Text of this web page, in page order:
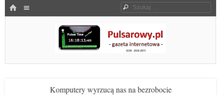
HOME Szukaj
Pulsarowy.pl
Komputery wyrzucą nas na bezrobocie